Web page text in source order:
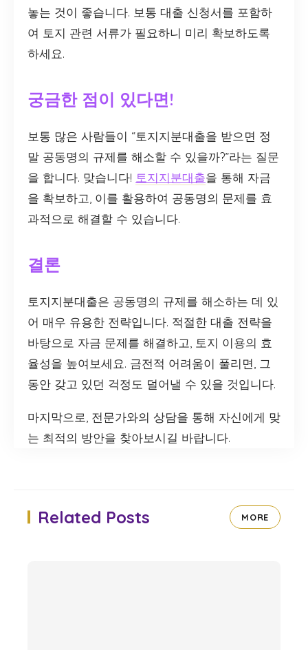
놓는 것이 좋습니다. 보통 대출 신청서를 포함하
여 토지 관련 서류가 필요하니 미리 확보하도록
하세요.
궁금한 점이 있다면!
보통 많은 사람들이 “토지지분대출을 받으면 정
말 공동명의 규제를 해소할 수 있을까?”라는 질문
을 합니다. 맞습니다! 토지지분대출을 통해 자금
을 확보하고, 이를 활용하여 공동명의 문제를 효
과적으로 해결할 수 있습니다.
결론
토지지분대출은 공동명의 규제를 해소하는 데 있
어 매우 유용한 전략입니다. 적절한 대출 전략을
바탕으로 자금 문제를 해결하고, 토지 이용의 효
율성을 높여보세요. 금전적 어려움이 풀리면, 그
동안 갖고 있던 걱정도 덜어낼 수 있을 것입니다.
마지막으로, 전문가와의 상담을 통해 자신에게 맞
는 최적의 방안을 찾아보시길 바랍니다.
Related Posts MORE